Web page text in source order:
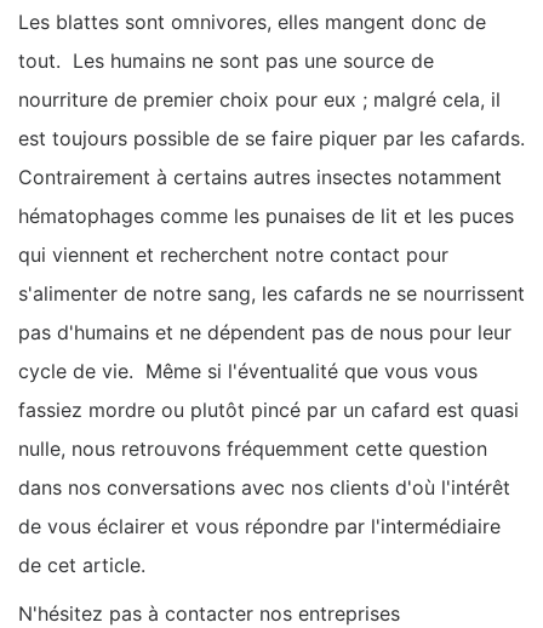
Les blattes sont omnivores, elles mangent donc de
tout. Les humains ne sont pas une source de
nourriture de premier choix pour eux ; malgré cela, il
est toujours possible de se faire piquer par les cafards.
Contrairement à certains autres insectes notamment
hématophages comme les punaises de lit et les puces
qui viennent et recherchent notre contact pour
s'alimenter de notre sang, les cafards ne se nourrissent
pas d'humains et ne dépendent pas de nous pour leur
cycle de vie. Même si l'éventualité que vous vous
fassiez mordre ou plutôt pincé par un cafard est quasi
nulle, nous retrouvons fréquemment cette question
dans nos conversations avec nos clients d'où l'intérêt
de vous éclairer et vous répondre par l'intermédiaire
de cet article.
N'hésitez pas à contacter nos entreprises